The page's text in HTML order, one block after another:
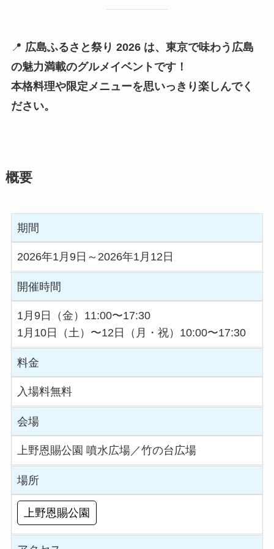
📍 広島ふるさと祭り 2026 は、東京で味わう広島
の魅力満載のグルメイベントです！
本格料理や限定メニューを思いっきり楽しんでく
ださい。
概要
期間
2026年1月9日～2026年1月12日
開催時間
1月9日（金）11:00〜17:30
1月10日（土）〜12日（月・祝）10:00〜17:30
料金
入場料無料
会場
上野恩賜公園 噴水広場／竹の台広場
場所
上野恩賜公園